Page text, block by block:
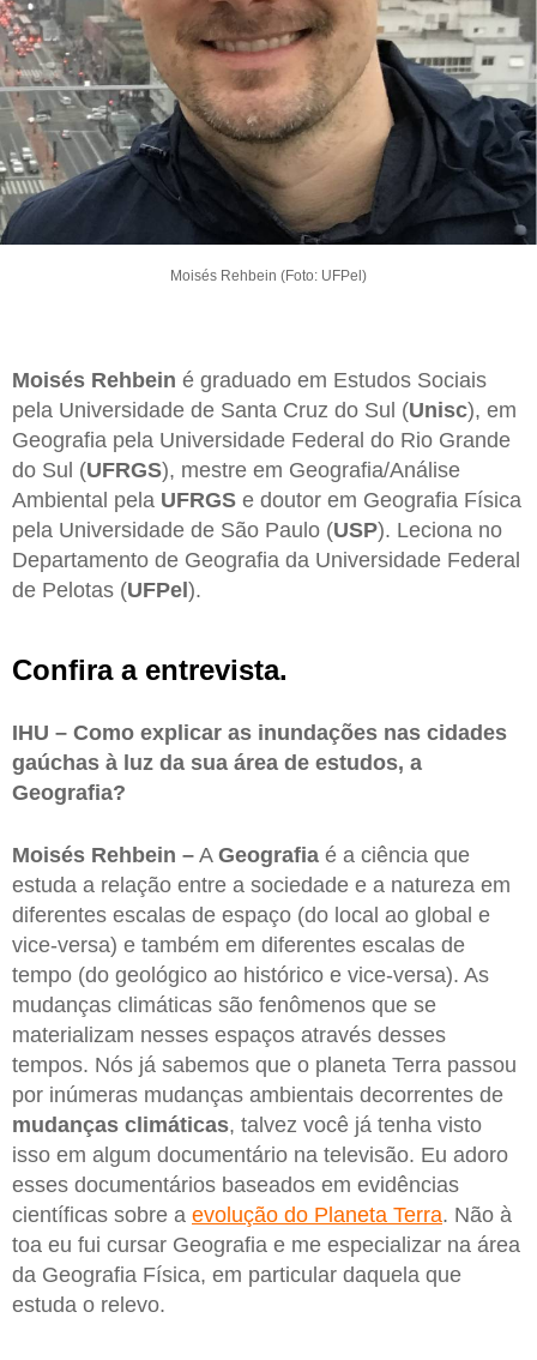
Moisés Rehbein (Foto: UFPel)
Moisés Rehbein é graduado em Estudos Sociais
pela Universidade de Santa Cruz do Sul (Unisc), em
Geografia pela Universidade Federal do Rio Grande
do Sul (UFRGS), mestre em Geografia/Análise
Ambiental pela UFRGS e doutor em Geografia Física
pela Universidade de São Paulo (USP). Leciona no
Departamento de Geografia da Universidade Federal
de Pelotas (UFPel).
Confira a entrevista.
IHU – Como explicar as inundações nas cidades
gaúchas à luz da sua área de estudos, a
Geografia?
Moisés Rehbein – A Geografia é a ciência que
estuda a relação entre a sociedade e a natureza em
diferentes escalas de espaço (do local ao global e
vice-versa) e também em diferentes escalas de
tempo (do geológico ao histórico e vice-versa). As
mudanças climáticas são fenômenos que se
materializam nesses espaços através desses
tempos. Nós já sabemos que o planeta Terra passou
por inúmeras mudanças ambientais decorrentes de
mudanças climáticas, talvez você já tenha visto
isso em algum documentário na televisão. Eu adoro
esses documentários baseados em evidências
científicas sobre a evolução do Planeta Terra. Não à
toa eu fui cursar Geografia e me especializar na área
da Geografia Física, em particular daquela que
estuda o relevo.